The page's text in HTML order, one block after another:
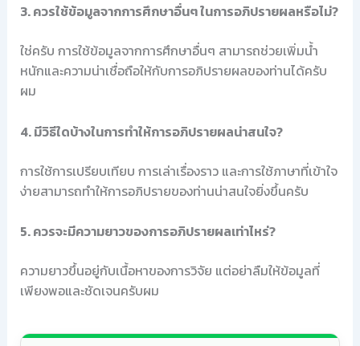
3. ควรใช้ข้อมูลจากการศึกษาอื่นๆ ในการอภิปรายผลหรือไม่?
ใช่ครับ การใช้ข้อมูลจากการศึกษาอื่นๆ สามารถช่วยเพิ่มน้ำ
หนักและความน่าเชื่อถือให้กับการอภิปรายผลของท่านได้ครับ
ผม
4. มีวิธีใดบ้างในการทำให้การอภิปรายผลน่าสนใจ?
การใช้การเปรียบเทียบ การเล่าเรื่องราว และการใช้ภาษาที่เข้าใจ
ง่ายสามารถทำให้การอภิปรายของท่านน่าสนใจยิ่งขึ้นครับ
5. ควรจะมีความยาวของการอภิปรายผลเท่าไหร่?
ความยาวขึ้นอยู่กับเนื้อหาของการวิจัย แต่อย่าลืมให้ข้อมูลที่
เพียงพอและชัดเจนครับผม